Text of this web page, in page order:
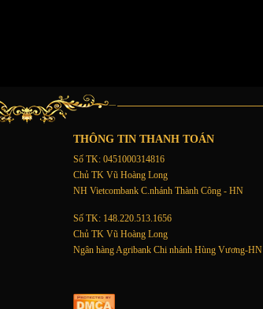
THÔNG TIN THANH TOÁN
Số TK: 0451000314816
Chủ TK Vũ Hoàng Long
NH Vietcombank C.nhánh Thành Công - HN
Số TK: 148.220.513.1656
Chủ TK Vũ Hoàng Long
Ngân hàng Agribank Chi nhánh Hùng Vương-HN